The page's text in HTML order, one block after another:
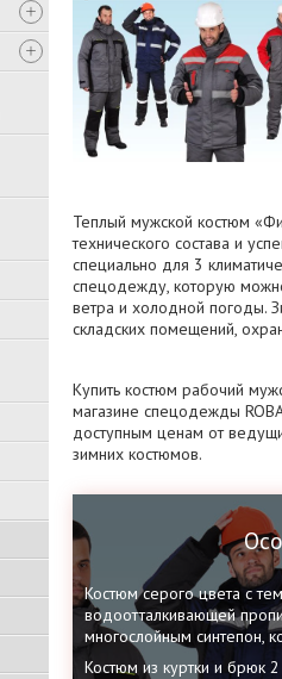
Теплый мужской костюм
технического состава и
специально для 3
спецодежду, которую
ветра и холодной погоды.
складских помещений,
Купить костюм рабочий
магазине спецодежды
доступным ценам от
зимних костюмов.
Костюм серого цвета с
водоотталкивающей
многослойным синтепон,
Костюм из куртки и брюк